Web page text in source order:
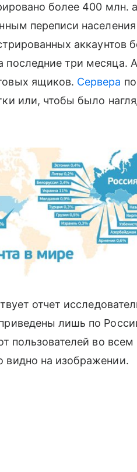
более 400 млн.
переписи населения
аккаунтов
три месяца. А
ящиков. Сервера
или, чтобы было
отчет
лишь по
пользователей во
видно на изображении.